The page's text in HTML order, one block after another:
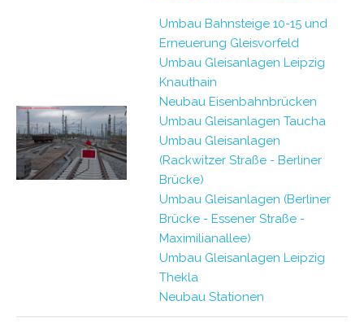
Umbau Bahnsteige 10-15 und
Erneuerung Gleisvorfeld
Umbau Gleisanlagen Leipzig
Knauthain
Neubau Eisenbahnbrücken
Umbau Gleisanlagen Taucha
Umbau Gleisanlagen
(Rackwitzer Straße - Berliner
Brücke)
Umbau Gleisanlagen (Berliner
Brücke - Essener Straße -
Maximilianallee)
Umbau Gleisanlagen Leipzig
Thekla
Neubau Stationen